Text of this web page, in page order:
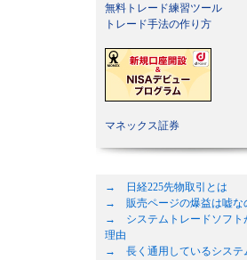
無料トレード練習ツール
トレード手法の作り方
マネックス証券
→ 日経225先物取引とは
→ 販売ページの爆益は嘘な
→ システムトレードソフト
理由
→ 長く通用しているシステ